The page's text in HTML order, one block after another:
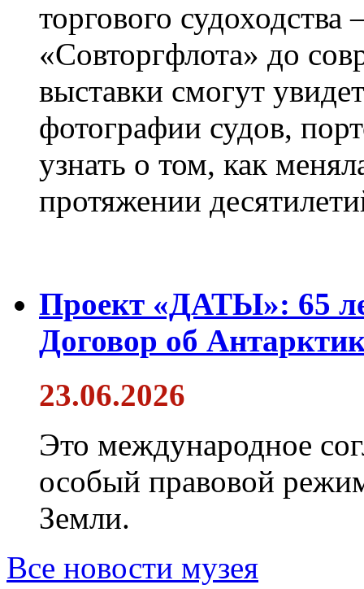
торгового
«Совторгфлота» до
выставки смогут
фотографии судов,
узнать о том, как
протяжении
Проект «ДАТЫ»: 65
Договор об
23.06.2026
Это международное
особый правовой
Земли.
Все новости музея